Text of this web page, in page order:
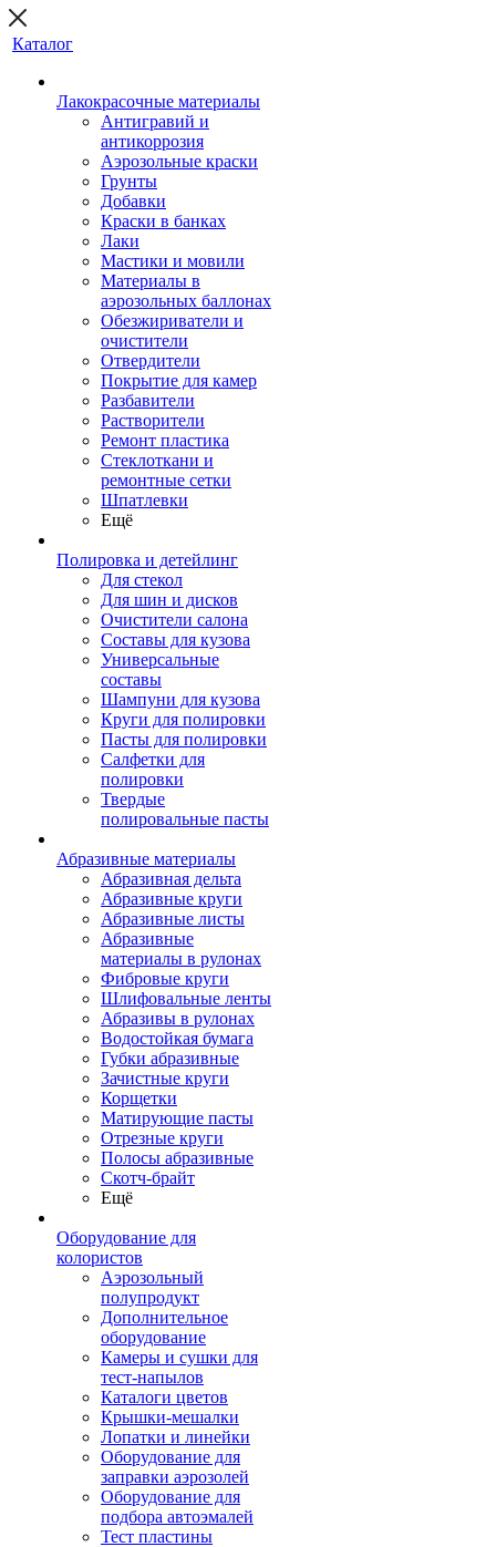
Каталог
Лакокрасочные материалы
Антигравий и
антикоррозия
Аэрозольные краски
Грунты
Добавки
Краски в банках
Лаки
Мастики и мовили
Материалы в
аэрозольных баллонах
Обезжириватели и
очистители
Отвердители
Покрытие для камер
Разбавители
Растворители
Ремонт пластика
Стеклоткани и
ремонтные сетки
Шпатлевки
Ещё
Полировка и детейлинг
Для стекол
Для шин и дисков
Очистители салона
Составы для кузова
Универсальные
составы
Шампуни для кузова
Круги для полировки
Пасты для полировки
Салфетки для
полировки
Твердые
полировальные пасты
Абразивные материалы
Абразивная дельта
Абразивные круги
Абразивные листы
Абразивные
материалы в рулонах
Фибровые круги
Шлифовальные ленты
Абразивы в рулонах
Водостойкая бумага
Губки абразивные
Зачистные круги
Корщетки
Матирующие пасты
Отрезные круги
Полосы абразивные
Скотч-брайт
Ещё
Оборудование для
колористов
Аэрозольный
полупродукт
Дополнительное
оборудование
Камеры и сушки для
тест-напылов
Каталоги цветов
Крышки-мешалки
Лопатки и линейки
Оборудование для
заправки аэрозолей
Оборудование для
подбора автоэмалей
Тест пластины